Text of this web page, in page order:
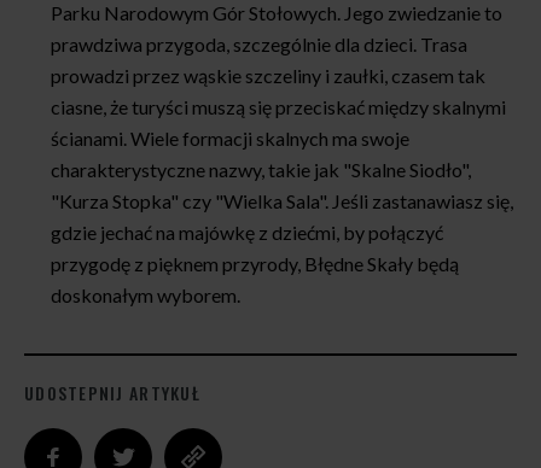
Parku Narodowym Gór Stołowych. Jego zwiedzanie to
prawdziwa przygoda, szczególnie dla dzieci. Trasa
prowadzi przez wąskie szczeliny i zaułki, czasem tak
ciasne, że turyści muszą się przeciskać między skalnymi
ścianami. Wiele formacji skalnych ma swoje
charakterystyczne nazwy, takie jak "Skalne Siodło",
"Kurza Stopka" czy "Wielka Sala". Jeśli zastanawiasz się,
gdzie jechać na majówkę z dziećmi, by połączyć
przygodę z pięknem przyrody, Błędne Skały będą
doskonałym wyborem.
UDOSTEPNIJ ARTYKUŁ